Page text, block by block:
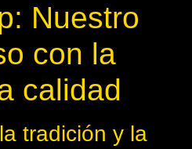
Nuestro
con la
calidad
tradición y la